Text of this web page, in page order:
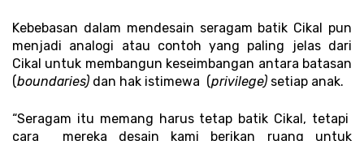
Kebebasan dalam mendesain seragam batik Cikal pun
menjadi analogi atau contoh yang paling jelas dari
Cikal untuk membangun keseimbangan antara batasan
(boundaries) dan hak istimewa  (privilege) setiap anak.
“Seragam itu memang harus tetap batik Cikal, tetapi
cara  mereka desain kami berikan ruang untuk